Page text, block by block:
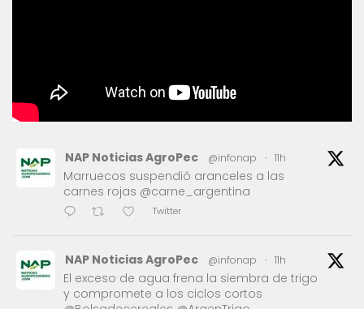
NAP Noticias AgroPec @infonap · 11h
Marruecos suspendió aranceles a las
carnes rojas @carne_argentina
Twitter
NAP Noticias AgroPec @infonap · 11h
El exceso de agua frena la siembra de trigo
y compromete a los ciclos cortos